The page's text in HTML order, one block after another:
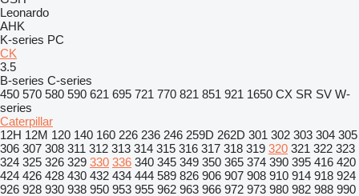
Leonardo
AHK
K-series PC
CK
3.5
B-series C-series
450 570 580 590 621 695 721 770 821 851 921 1650 CX SR SV W-
series
Caterpillar
12H 12M 120 140 160 226 236 246 259D 262D 301 302 303 304 305
306 307 308 311 312 313 314 315 316 317 318 319 320 321 322 323
324 325 326 329 330 336 340 345 349 350 365 374 390 395 416 420
424 426 428 430 432 434 444 589 826 906 907 908 910 914 918 924
926 928 930 938 950 953 955 962 963 966 972 973 980 982 988 990